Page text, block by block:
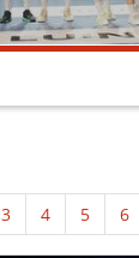
3 4 5 6